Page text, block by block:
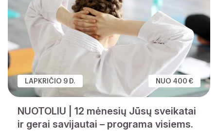
LAPKRIČIO 9 D. NUO 400 €
NUOTOLIU | 12 mėnesių Jūsų sveikatai
ir gerai savijautai – programa visiems.